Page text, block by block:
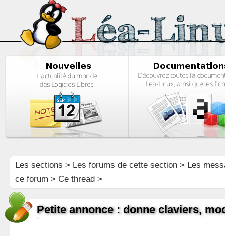
Les sections > Les forums de cette section> Les
ce forum > Ce thread >
Petite annonce : donne claviers,